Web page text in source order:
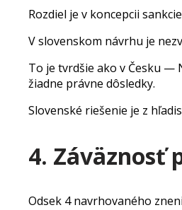
Rozdiel je v koncepcii
V slovenskom návrhu je
To je tvrdšie ako v Česku —
žiadne právne dôsledky.
Slovenské riešenie je z
4. Záväznosť
Odsek 4 navrhovaného